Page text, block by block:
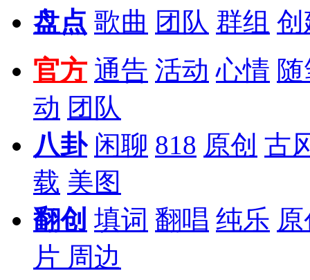
盘点 歌曲 团队 群组 创
官方 通告 活动 心情
动 团队
八卦 闲聊 818 原创 古
载 美图
翻创 填词 翻唱 纯乐
片 周边